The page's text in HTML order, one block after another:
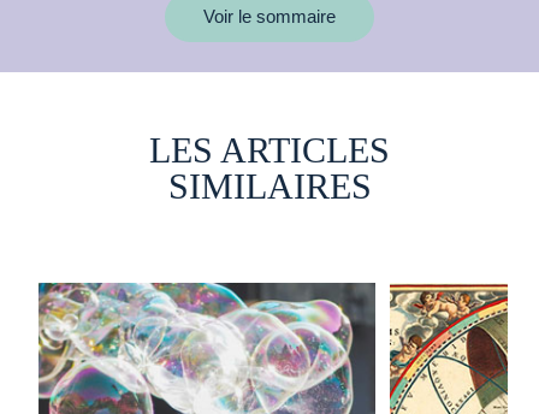
Voir le sommaire
LES ARTICLES
SIMILAIRES